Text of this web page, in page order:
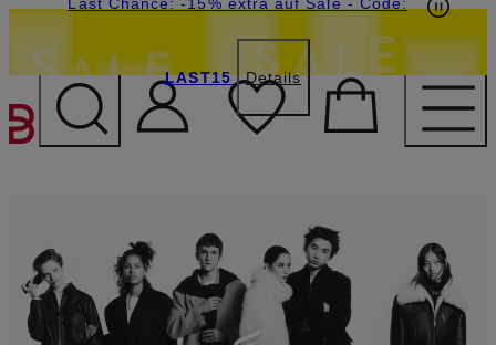
ZUM HAUPTINHALT
LAST15 Details